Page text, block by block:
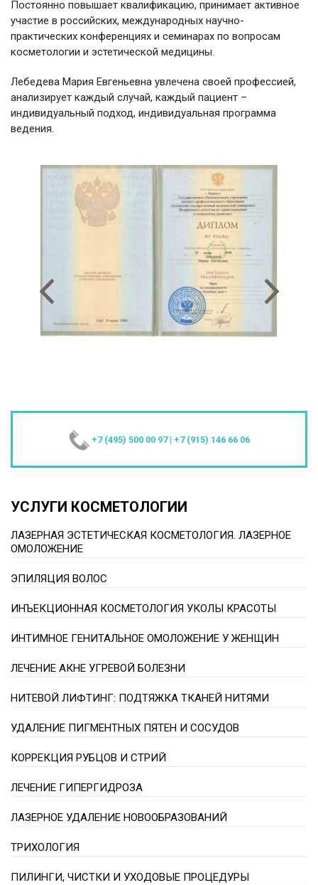
Постоянно повышает квалификацию, принимает активное
участие в российских, международных научно-
практических конференциях и семинарах по вопросам
косметологии и эстетической медицины.
Лебедева Мария Евгеньевна увлечена своей профессией,
анализирует каждый случай, каждый пациент –
индивидуальный подход, индивидуальная программа
ведения.
+7 (495) 500 00 97 | +7 (915) 146 66 06
УСЛУГИ КОСМЕТОЛОГИИ
ЛАЗЕРНАЯ ЭСТЕТИЧЕСКАЯ КОСМЕТОЛОГИЯ. ЛАЗЕРНОЕ
ОМОЛОЖЕНИЕ
ЭПИЛЯЦИЯ ВОЛОС
ИНЪЕКЦИОННАЯ КОСМЕТОЛОГИЯ УКОЛЫ КРАСОТЫ
ИНТИМНОЕ ГЕНИТАЛЬНОЕ ОМОЛОЖЕНИЕ У ЖЕНЩИН
ЛЕЧЕНИЕ АКНЕ УГРЕВОЙ БОЛЕЗНИ
НИТЕВОЙ ЛИФТИНГ: ПОДТЯЖКА ТКАНЕЙ НИТЯМИ
УДАЛЕНИЕ ПИГМЕНТНЫХ ПЯТЕН И СОСУДОВ
КОРРЕКЦИЯ РУБЦОВ И СТРИЙ
ЛЕЧЕНИЕ ГИПЕРГИДРОЗА
ЛАЗЕРНОЕ УДАЛЕНИЕ НОВООБРАЗОВАНИЙ
ТРИХОЛОГИЯ
ПИЛИНГИ, ЧИСТКИ И УХОДОВЫЕ ПРОЦЕДУРЫ